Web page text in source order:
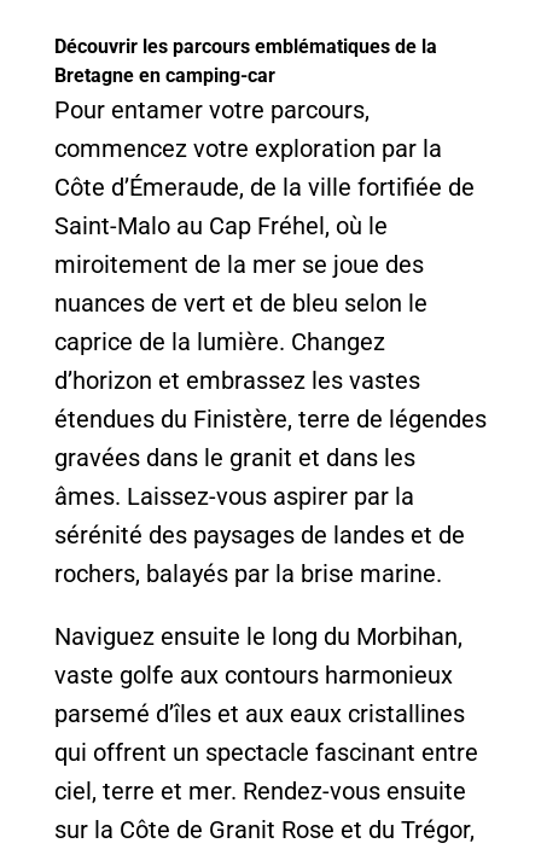
Découvrir les parcours emblématiques de la
Bretagne en camping-car
Pour entamer votre parcours,
commencez votre exploration par la
Côte d’Émeraude, de la ville fortifiée de
Saint-Malo au Cap Fréhel, où le
miroitement de la mer se joue des
nuances de vert et de bleu selon le
caprice de la lumière. Changez
d’horizon et embrassez les vastes
étendues du Finistère, terre de légendes
gravées dans le granit et dans les
âmes. Laissez-vous aspirer par la
sérénité des paysages de landes et de
rochers, balayés par la brise marine.
Naviguez ensuite le long du Morbihan,
vaste golfe aux contours harmonieux
parsemé d’îles et aux eaux cristallines
qui offrent un spectacle fascinant entre
ciel, terre et mer. Rendez-vous ensuite
sur la Côte de Granit Rose et du Trégor,